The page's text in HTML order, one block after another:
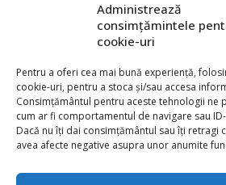
Administrează
consimțămintele
cookie-uri
Pentru a oferi cea mai bună experiență,
cookie-uri, pentru a stoca și/sau accesa
Consimțământul pentru aceste tehnologii ne
cum ar fi comportamentul de navigare sau
Dacă nu îți dai consimțământul sau îți retragi
avea afecte negative asupra unor anumite
Analog Devices
Anritsu Corporation
Ansys
APS
Arduino
Arm
Asentics